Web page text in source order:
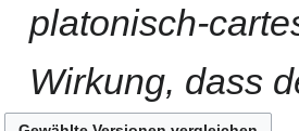
platonisch-
Wirkung, dass